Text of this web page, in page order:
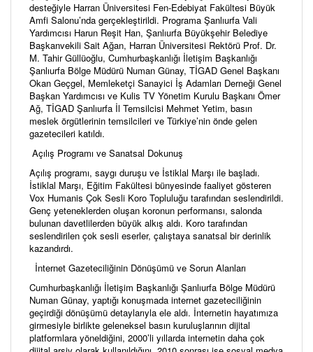
desteğiyle Harran Üniversitesi Fen-Edebiyat Fakültesi Büyük
Amfi Salonu’nda gerçekleştirildi. Programa Şanlıurfa Vali
Yardımcısı Harun Reşit Han, Şanlıurfa Büyükşehir Belediye
Başkanvekili Sait Ağan, Harran Üniversitesi Rektörü Prof. Dr.
M. Tahir Güllüoğlu, Cumhurbaşkanlığı İletişim Başkanlığı
Şanlıurfa Bölge Müdürü Numan Günay, TİGAD Genel Başkanı
Okan Geçgel, Memleketçi Sanayici İş Adamları Derneği Genel
Başkan Yardımcısı ve Kulis TV Yönetim Kurulu Başkanı Ömer
Ağ, TİGAD Şanlıurfa İl Temsilcisi Mehmet Yetim, basın
meslek örgütlerinin temsilcileri ve Türkiye’nin önde gelen
gazetecileri katıldı.
Açılış Programı ve Sanatsal Dokunuş
Açılış programı, saygı duruşu ve İstiklal Marşı ile başladı.
İstiklal Marşı, Eğitim Fakültesi bünyesinde faaliyet gösteren
Vox Humanis Çok Sesli Koro Topluluğu tarafından seslendirildi.
Genç yeteneklerden oluşan koronun performansı, salonda
bulunan davetlilerden büyük alkış aldı. Koro tarafından
seslendirilen çok sesli eserler, çalıştaya sanatsal bir derinlik
kazandırdı.
İnternet Gazeteciliğinin Dönüşümü ve Sorun Alanları
Cumhurbaşkanlığı İletişim Başkanlığı Şanlıurfa Bölge Müdürü
Numan Günay, yaptığı konuşmada internet gazeteciliğinin
geçirdiği dönüşümü detaylarıyla ele aldı. İnternetin hayatımıza
girmesiyle birlikte geleneksel basın kuruluşlarının dijital
platformlara yöneldiğini, 2000’li yıllarda internetin daha çok